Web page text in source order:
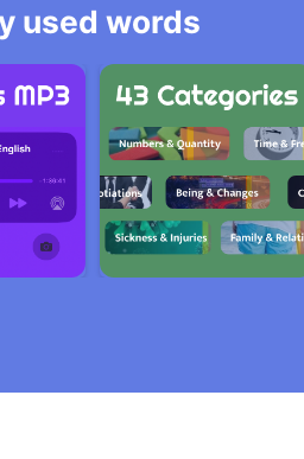
used words